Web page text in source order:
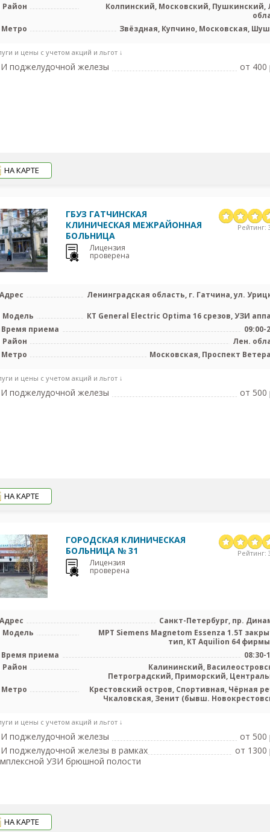
Район
Колпинский, Московский, Пушкинский,
Метро
Звёздная, Купчино, Московская,
и цены с учетом акций и льгот ↓
поджелудочной железы от 400
НА КАРТЕ
ГБУЗ ГАТЧИНСКАЯ
КЛИНИЧЕСКАЯ МЕЖРАЙОННАЯ
БОЛЬНИЦА
Лицензия
проверена
Рейтинг:
Ленинградская область, г. Гатчина, ул.
Модель
КТ General Electric Optima 16 срезов, УЗИ
Время приема
09:00-
Район
Лен.
Метро
Московская, Проспект
и цены с учетом акций и льгот ↓
поджелудочной железы от 500
НА КАРТЕ
ГОРОДСКАЯ КЛИНИЧЕСКАЯ
БОЛЬНИЦА № 31
Лицензия
проверена
Рейтинг:
Санкт-Петербург, пр.
Модель
МРТ Siemens Magnetom Essenza 1.5T
тип, КТ Aquilion 64 фирмы
Время приема
08:30-
Район
Калининский,
Петроградский, Приморский,
Метро
Крестовский остров, Спортивная, Чёрная
Чкаловская, Зенит (бывш.
и цены с учетом акций и льгот ↓
поджелудочной железы
от 500
поджелудочной железы в рамках
УЗИ брюшной полости
от 1300
НА КАРТЕ